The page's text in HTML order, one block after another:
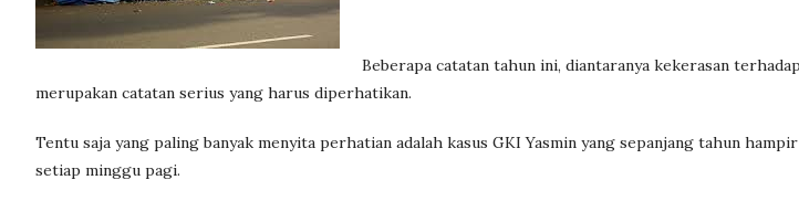
Beberapa catatan tahun ini, diantaranya kekerasan
merupakan catatan serius yang harus diperhatikan.
Tentu saja yang paling banyak menyita perhatian adalah kasus GKI Yasmin yang sepanjang tahun
setiap minggu pagi.